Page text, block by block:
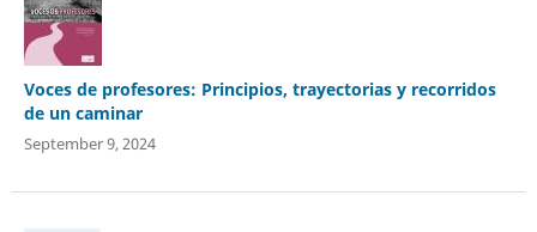
Voces de profesores: Principios, trayectorias y recorridos
de un caminar
September 9, 2024